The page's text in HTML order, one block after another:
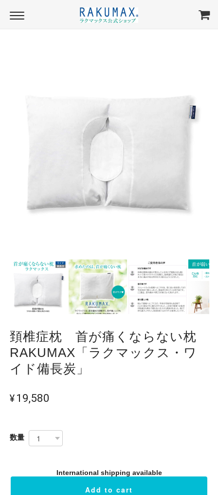
頚椎症枕 首が痛くならない枕
RAKUMAX「ラクマックス・ワ
イド備長炭」
¥19,580
数量
International shipping available
Add to cart